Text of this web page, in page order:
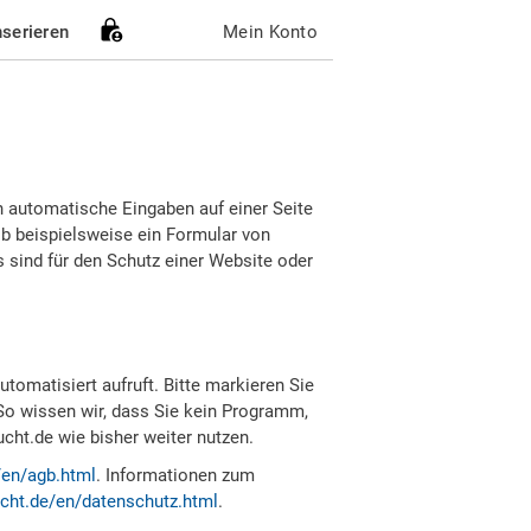
Mein Konto
Eingaben auf einer Seite
beispielsweise ein Formular von
für den Schutz einer Website oder
aufruft. Bitte markieren Sie
wissen wir, dass Sie kein Programm,
wie bisher weiter nutzen.
agb.html . Informationen zum
en/datenschutz.html .